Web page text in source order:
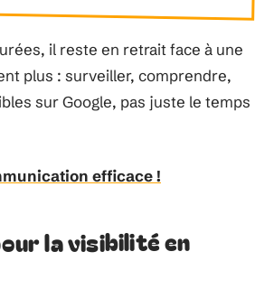
il reste en retrait face à une
plus : surveiller, comprendre,
sur Google, pas juste le temps
efficace !
la visibilité en